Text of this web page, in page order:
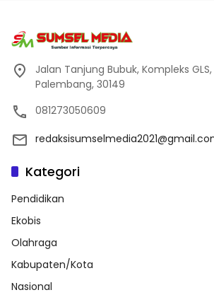
Jalan Tanjung Bubuk, Kompleks
Palembang, 30149
081273050609
Kategori
Pendidikan
Ekobis
Olahraga
Kabupaten/Kota
Nasional